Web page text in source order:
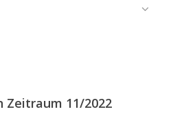
Zeitraum 11/2022